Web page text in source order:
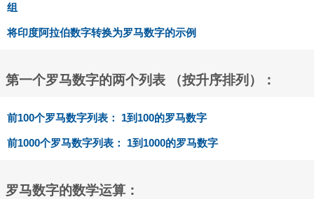
组
将印度阿拉伯数字转换为罗马数字的示例
第一个罗马数字的两个列表 （按升序排列）：
前100个罗马数字列表： 1到100的罗马数字
前1000个罗马数字列表： 1到1000的罗马数字
罗马数字的数学运算：